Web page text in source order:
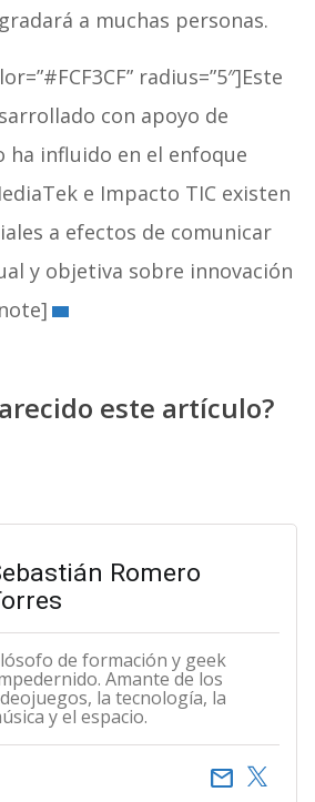
a muchas personas.
radius=”5″]Este
con apoyo de
ha influido en el enfoque
e Impacto TIC existen
a efectos de comunicar
y objetiva sobre innovación
este artículo?
Romero
de formación y geek
Amante de los
la tecnología, la
y el espacio.
email